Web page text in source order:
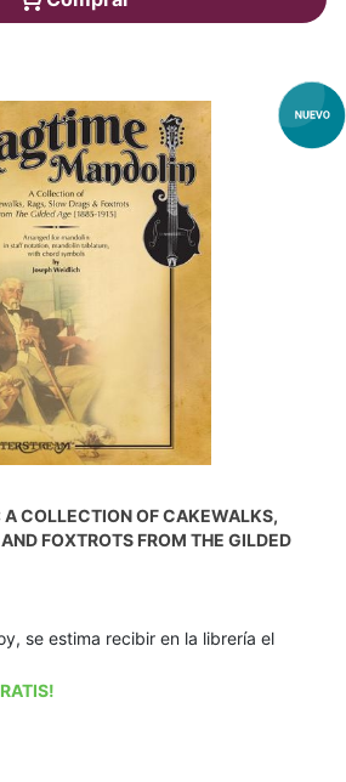
COLLECTION OF CAKEWALKS,
FOXTROTS FROM THE GILDED
se estima recibir en la librería el